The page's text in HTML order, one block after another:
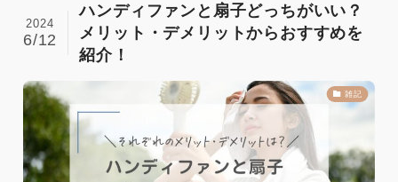
ハンディファンと扇子どっちがいい？
メリット・デメリットからおすすめを
紹介！
2024
6/12
雑記